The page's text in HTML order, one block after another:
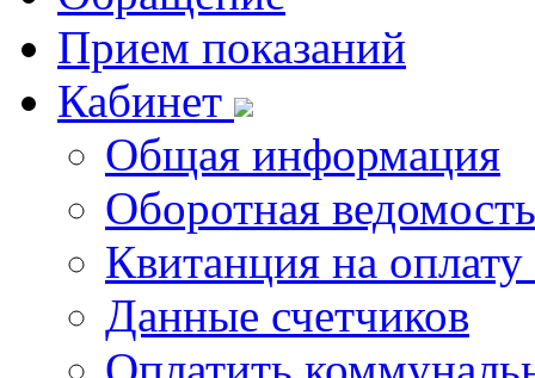
Прием показаний
Кабинет
Общая информация
Оборотная ведомость
Квитанция на
Данные счетчиков